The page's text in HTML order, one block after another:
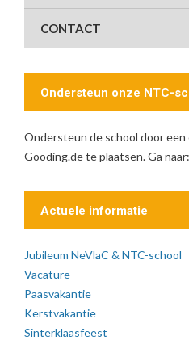
CONTACT
Ondersteun onze NTC-
Ondersteun de school door een
Gooding.de te plaatsen. Ga naar:
Actuele informatie
Jubileum NeVlaC & NTC-school
Vacature
Paasvakantie
Kerstvakantie
Sinterklaasfeest